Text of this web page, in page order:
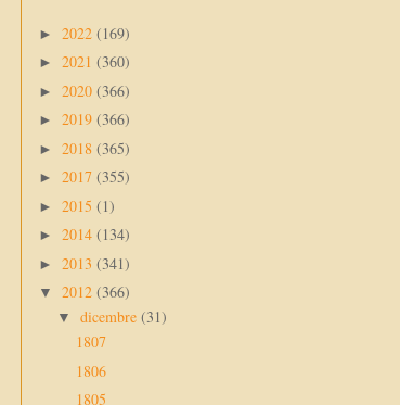
► 2022 (169)
► 2021 (360)
► 2020 (366)
► 2019 (366)
► 2018 (365)
► 2017 (355)
► 2015 (1)
► 2014 (134)
► 2013 (341)
▼ 2012 (366)
▼ dicembre (31)
1807
1806
1805